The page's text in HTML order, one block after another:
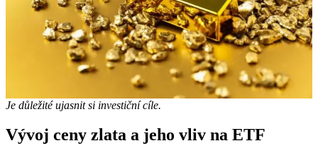
Je důležité ujasnit si investiční cíle.
Vývoj ceny zlata a jeho vliv na ETF